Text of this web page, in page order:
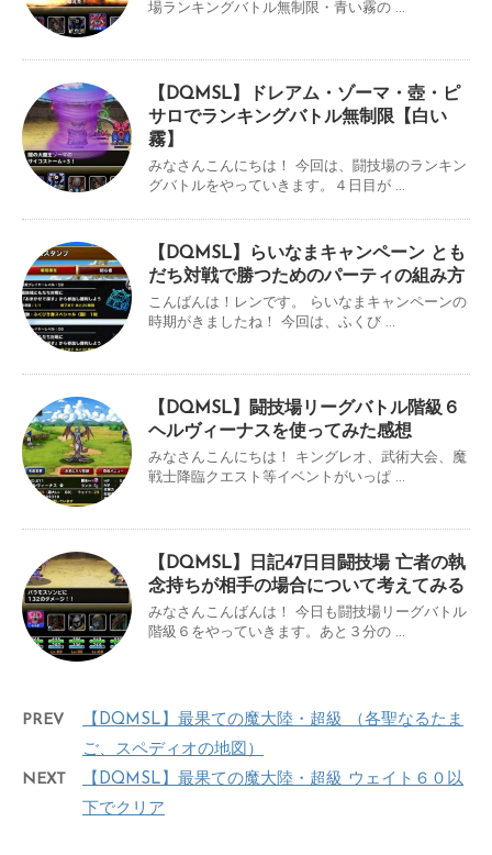
場ランキングバトル無制限・青い霧の ...
【DQMSL】ドレアム・ゾーマ・壺・ピ
サロでランキングバトル無制限【白い
霧】
みなさんこんにちは！ 今回は、闘技場のランキン
グバトルをやっていきます。４日目が ...
【DQMSL】らいなまキャンペーン とも
だち対戦で勝つためのパーティの組み方
こんばんは！レンです。 らいなまキャンペーンの
時期がきましたね！ 今回は、ふくび ...
【DQMSL】闘技場リーグバトル階級６
ヘルヴィーナスを使ってみた感想
みなさんこんにちは！ キングレオ、武術大会、魔
戦士降臨クエスト等イベントがいっぱ ...
【DQMSL】日記47日目闘技場 亡者の執
念持ちが相手の場合について考えてみる
みなさんこんばんは！ 今日も闘技場リーグバトル
階級６をやっていきます。あと３分の ...
PREV
【DQMSL】最果ての魔大陸・超級 （各聖なるたま
ご、スペディオの地図）
NEXT
【DQMSL】最果ての魔大陸・超級 ウェイト６０以
下でクリア